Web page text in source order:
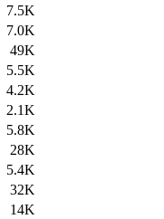
7.5K
7.0K
49K
5.5K
4.2K
2.1K
5.8K
28K
5.4K
32K
14K